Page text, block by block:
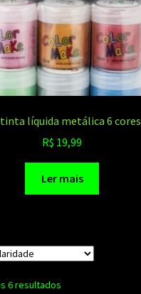
líquida metálica 6 cores
R$ 19,99
Ler mais
6 resultadosClassificado